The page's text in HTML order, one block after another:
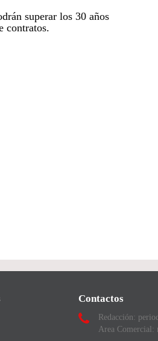
superar los 30 años
contratos.
Contactos
Redacción:
Area Comercial: